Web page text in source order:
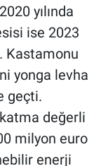
yılında
ise 2023
Kastamonu
yonga levha
geçti.
değerli
milyon euro
enerji